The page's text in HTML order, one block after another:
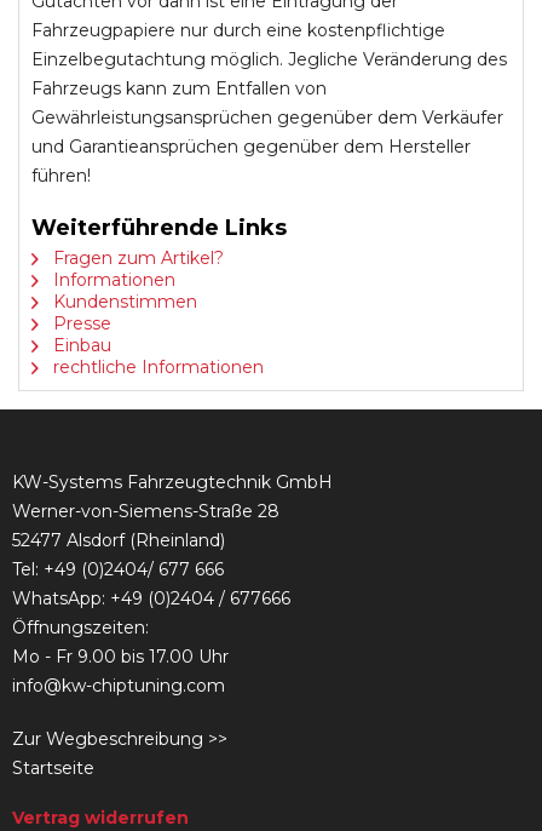
Fahrzeugpapiere nur durch eine kostenpflichtige
Einzelbegutachtung möglich. Jegliche Veränderung des
Fahrzeugs kann zum Entfallen von
Gewährleistungsansprüchen gegenüber dem Verkäufer
und Garantieansprüchen gegenüber dem Hersteller
führen!
Weiterführende Links
Fragen zum Artikel?
Informationen
Kundenstimmen
Presse
Einbau
rechtliche Informationen
KW-Systems Fahrzeugtechnik GmbH
Werner-von-Siemens-Straße 28
52477 Alsdorf (Rheinland)
Tel: +49 (0)2404/ 677 666
WhatsApp: +49 (0)2404 / 677666
Öffnungszeiten:
Mo - Fr 9.00 bis 17.00 Uhr
info@kw-chiptuning.com
Zur Wegbeschreibung >>
Startseite
Vertrag widerrufen